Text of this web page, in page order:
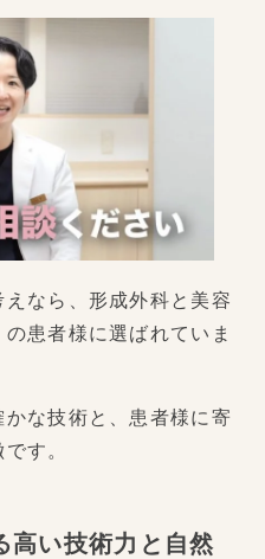
なら、形成外科と美容
患者様に選ばれていま
な技術と、患者様に寄
す。
高い技術力と自然